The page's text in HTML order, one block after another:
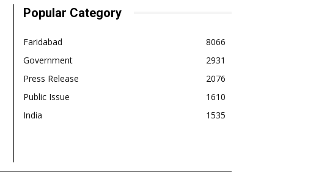
Popular Category
Faridabad
8066
Government
2931
Press Release
2076
Public Issue
1610
India
1535